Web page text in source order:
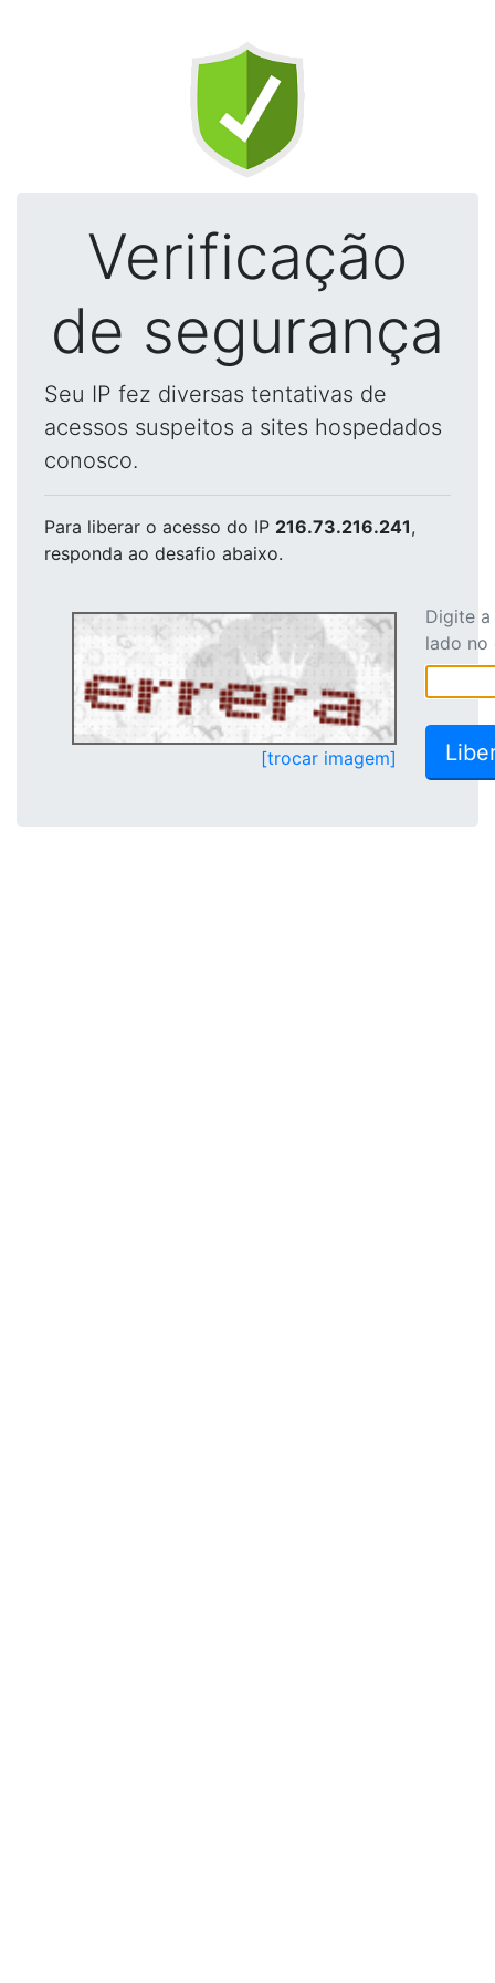
Verificação
de segurança
Seu IP fez diversas tentativas de
acessos suspeitos a sites hospedados
conosco.
Para liberar o acesso do IP 216.73.216.241,
responda ao desafio abaixo.
[trocar imagem]
Digite
lado no